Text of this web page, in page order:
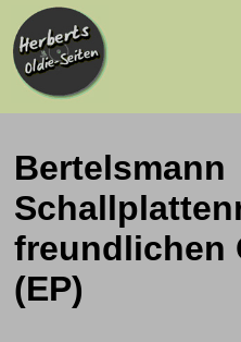
Bertelsmann
freundlichen
(EP)